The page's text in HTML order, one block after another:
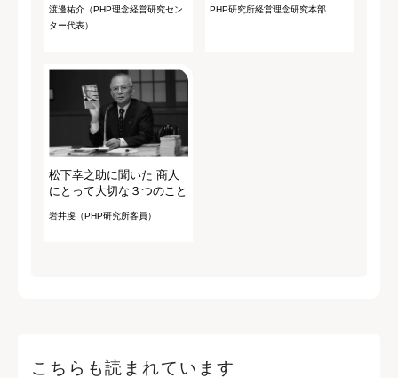
渡邊祐介（PHP理念経営研究セン
ター代表）
PHP研究所経営理念研究本部
松下幸之助に聞いた 商人
にとって大切な３つのこと
岩井虔（PHP研究所客員）
こちらも読まれています